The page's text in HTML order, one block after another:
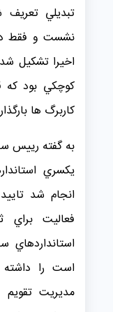
تبديلي
نشست و فقط
اخيرا تشكيل
كوچكي بود كه
كاربرگ ها
به گفته رييس
يكسري
انجام شد
فعاليت براي
استانداردهاي
است را داشته
مديريت